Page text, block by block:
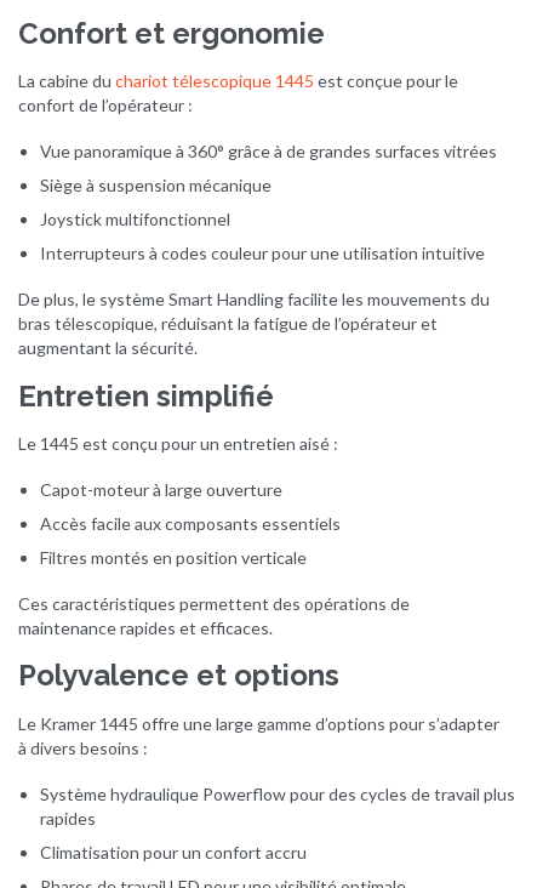
Confort et ergonomie
La cabine du chariot télescopique 1445 est conçue pour le
confort de l’opérateur :
Vue panoramique à 360° grâce à de grandes surfaces vitrées
Siège à suspension mécanique
Joystick multifonctionnel
Interrupteurs à codes couleur pour une utilisation intuitive
De plus, le système Smart Handling facilite les mouvements du
bras télescopique, réduisant la fatigue de l’opérateur et
augmentant la sécurité.
Entretien simplifié
Le 1445 est conçu pour un entretien aisé :
Capot-moteur à large ouverture
Accès facile aux composants essentiels
Filtres montés en position verticale
Ces caractéristiques permettent des opérations de
maintenance rapides et efficaces.
Polyvalence et options
Le Kramer 1445 offre une large gamme d’options pour s’adapter
à divers besoins :
Système hydraulique Powerflow pour des cycles de travail plus
rapides
Climatisation pour un confort accru